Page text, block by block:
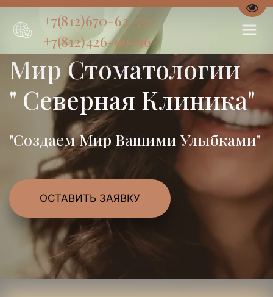
+7(812)670-62-70
+7(812)426-99-96
Мир Стоматологии
" Северная Клиника"
"Создаем Мир Вашими Улыбками"
ОСТАВИТЬ ЗАЯВКУ